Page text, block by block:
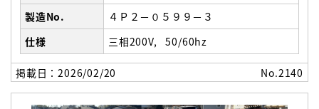
製造No.
４Ｐ２－０５９９－３
仕様
三相200V 50/60hz
掲載日：2026/02/20 No.2140